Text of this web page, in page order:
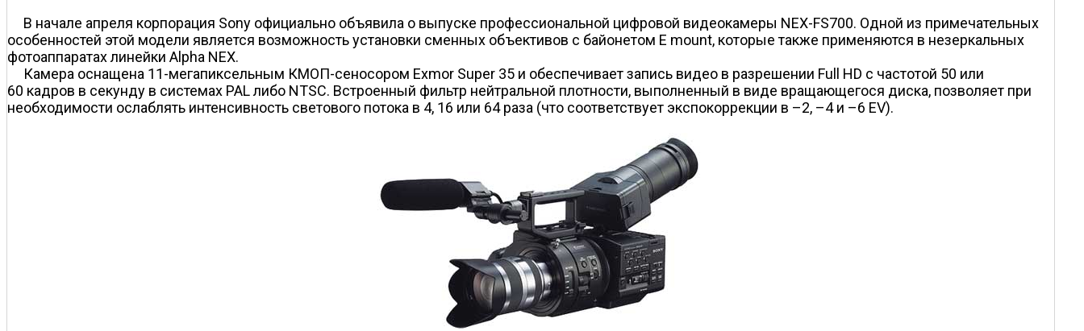
В начале апреля корпорация Sony официально объявила о выпуске профессиональной цифровой видеокамеры NEX-FS700. Одной из примечательных
особенностей этой модели является возможность установки сменных объективов с байонетом E mount, которые также применяются в незеркальных
фотоаппаратах линейки Alpha NEX.
Камера оснащена 11-мегапиксельным КМОП-сеносором Exmor Super 35 и обеспечивает запись видео в разрешении Full HD с частотой 50 или
60 кадров в секунду в системах PAL либо NTSC. Встроенный фильтр нейтральной плотности, выполненный в виде вращающегося диска, позволяет при
необходимости ослаблять интенсивность светового потока в 4, 16 или 64 раза (что соответствует экспокоррекции в –2, –4 и –6 EV).